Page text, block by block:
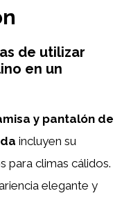
de utilizar
en un
y pantalón de
incluyen su
para climas cálidos.
elegante y